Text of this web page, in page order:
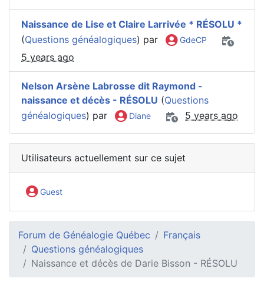
Naissance de Lise et Claire Larrivée * RÉSOLU *
(Questions généalogiques) par GdeCP
5 years ago
Nelson Arsène Labrosse dit Raymond -
naissance et décès - RÉSOLU (Questions
généalogiques) par Diane 5 years ago
Utilisateurs actuellement sur ce sujet
Guest
Forum de Généalogie Québec
Français
Questions généalogiques
Naissance et décès de Darie Bisson - RÉSOLU